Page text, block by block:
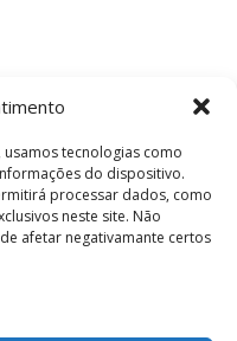
tecnologias como
do dispositivo.
processar dados, como
neste site. Não
afetar negativamante certos